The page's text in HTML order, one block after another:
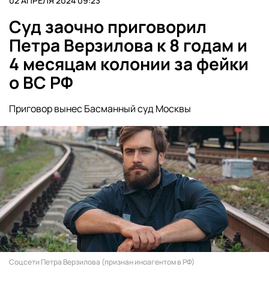
Суд заочно приговорил
Петра Верзилова к 8 годам и
4 месяцам колонии за фейки
о ВС РФ
Приговор вынес Басманный суд Москвы
Соцсети Петра Верзилова (признан иноагентом в РФ)